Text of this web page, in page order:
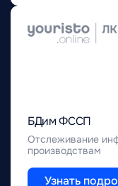
БДим ФССП
Отслеживание
производствам
Узнать